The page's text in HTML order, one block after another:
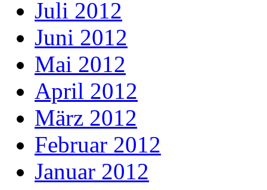
Juli 2012
Juni 2012
Mai 2012
April 2012
März 2012
Februar 2012
Januar 2012